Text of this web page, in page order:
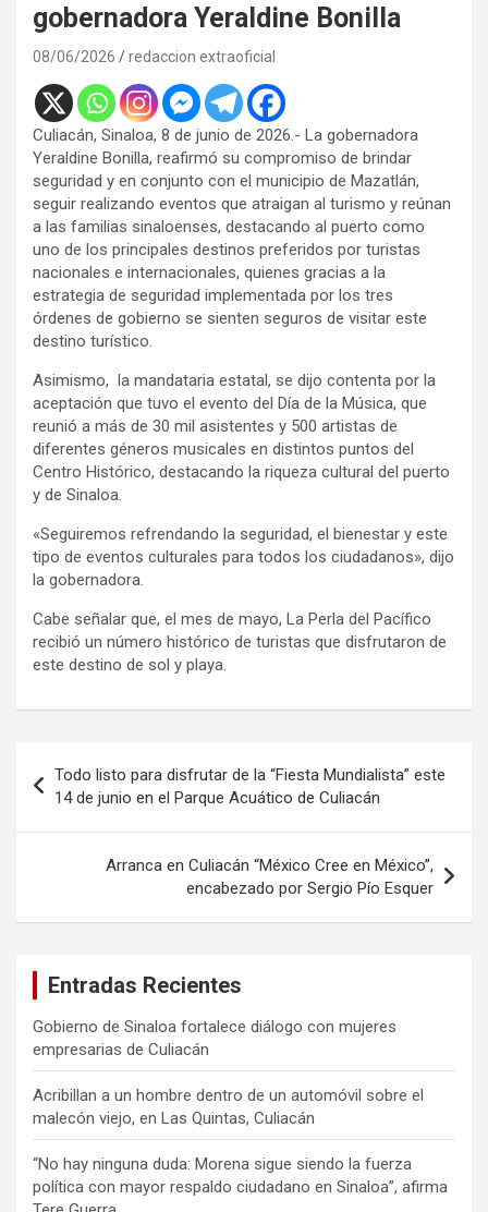
gobernadora Yeraldine Bonilla
08/06/2026 redaccion extraoficial
Culiacán, Sinaloa, 8 de junio de 2026.- La gobernadora
Yeraldine Bonilla, reafirmó su compromiso de brindar
seguridad y en conjunto con el municipio de Mazatlán,
seguir realizando eventos que atraigan al turismo y reúnan
a las familias sinaloenses, destacando al puerto como
uno de los principales destinos preferidos por turistas
nacionales e internacionales, quienes gracias a la
estrategia de seguridad implementada por los tres
órdenes de gobierno se sienten seguros de visitar este
destino turístico.
Asimismo, la mandataria estatal, se dijo contenta por la
aceptación que tuvo el evento del Día de la Música, que
reunió a más de 30 mil asistentes y 500 artistas de
diferentes géneros musicales en distintos puntos del
Centro Histórico, destacando la riqueza cultural del puerto
y de Sinaloa.
«Seguiremos refrendando la seguridad, el bienestar y este
tipo de eventos culturales para todos los ciudadanos», dijo
la gobernadora.
Cabe señalar que, el mes de mayo, La Perla del Pacífico
recibió un número histórico de turistas que disfrutaron de
este destino de sol y playa.
de
entradas
Todo listo para disfrutar de la “Fiesta Mundialista” este
14 de junio en el Parque Acuático de Culiacán
Arranca en Culiacán “México Cree en México”,
encabezado por Sergio Pío Esquer
Entradas Recientes
Gobierno de Sinaloa fortalece diálogo con mujeres
empresarias de Culiacán
Acribillan a un hombre dentro de un automóvil sobre el
malecón viejo, en Las Quintas, Culiacán
“No hay ninguna duda: Morena sigue siendo la fuerza
política con mayor respaldo ciudadano en Sinaloa”, afirma